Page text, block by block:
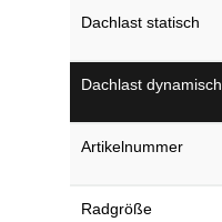
Dachlast statisch
Dachlast dynamisch
Artikelnummer
Radgröße